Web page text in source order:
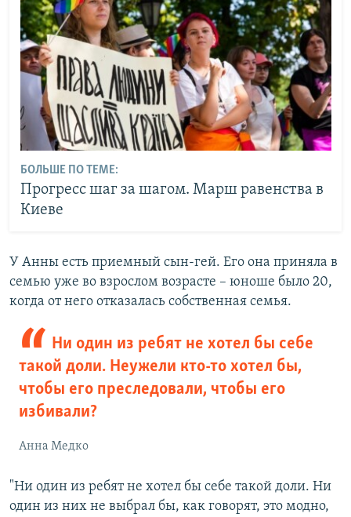
БОЛЬШЕ ПО ТЕМЕ:
Прогресс шаг за шагом. Марш равенства в
Киеве
У Анны есть приемный сын-гей. Его она приняла в
семью уже во взрослом возрасте – юноше было 20,
когда от него отказалась собственная семья.
Ни один из ребят не хотел бы себе
такой доли. Неужели кто-то хотел бы,
чтобы его преследовали, чтобы его
избивали?
Анна Медко
"Ни один из ребят не хотел бы себе такой доли. Ни
один из них не выбрал бы, как говорят, это модно,